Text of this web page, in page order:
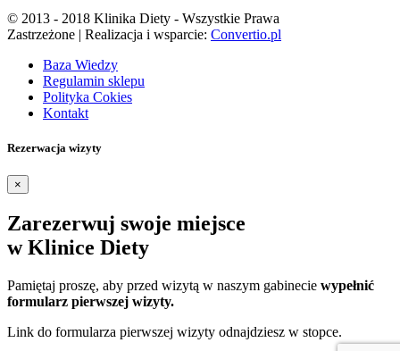
© 2013 - 2018 Klinika Diety - Wszystkie Prawa
Zastrzeżone | Realizacja i wsparcie: Convertio.pl
Baza Wiedzy
Regulamin sklepu
Polityka Cokies
Kontakt
Rezerwacja wizyty
×
Zarezerwuj swoje miejsce
w Klinice Diety
Pamiętaj proszę, aby przed wizytą w naszym gabinecie wypełnić
formularz pierwszej wizyty.
Link do formularza pierwszej wizyty odnajdziesz w stopce.